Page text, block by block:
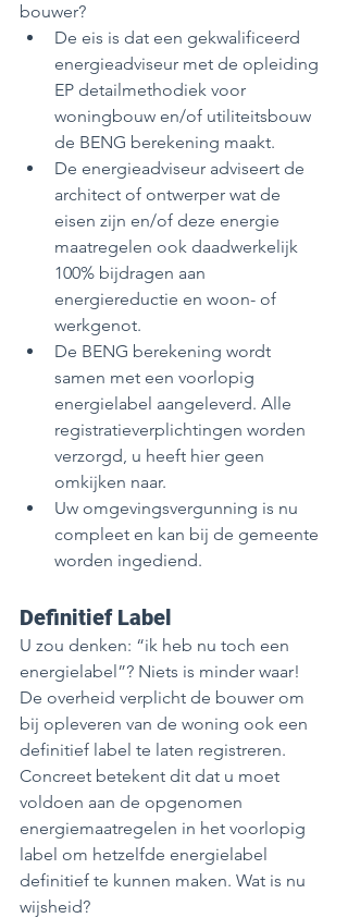
bouwer?
De eis is dat een gekwalificeerd
energieadviseur met de opleiding
EP detailmethodiek voor
woningbouw en/of utiliteitsbouw
de BENG berekening maakt.
De energieadviseur adviseert de
architect of ontwerper wat de
eisen zijn en/of deze energie
maatregelen ook daadwerkelijk
100% bijdragen aan
energiereductie en woon- of
werkgenot.
De BENG berekening wordt
samen met een voorlopig
energielabel aangeleverd. Alle
registratieverplichtingen worden
verzorgd, u heeft hier geen
omkijken naar.
Uw omgevingsvergunning is nu
compleet en kan bij de gemeente
worden ingediend.
Definitief Label
U zou denken: “ik heb nu toch een
energielabel”? Niets is minder waar!
De overheid verplicht de bouwer om
bij opleveren van de woning ook een
definitief label te laten registreren.
Concreet betekent dit dat u moet
voldoen aan de opgenomen
energiemaatregelen in het voorlopig
label om hetzelfde energielabel
definitief te kunnen maken. Wat is nu
wijsheid?